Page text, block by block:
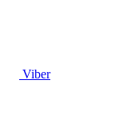
Viber